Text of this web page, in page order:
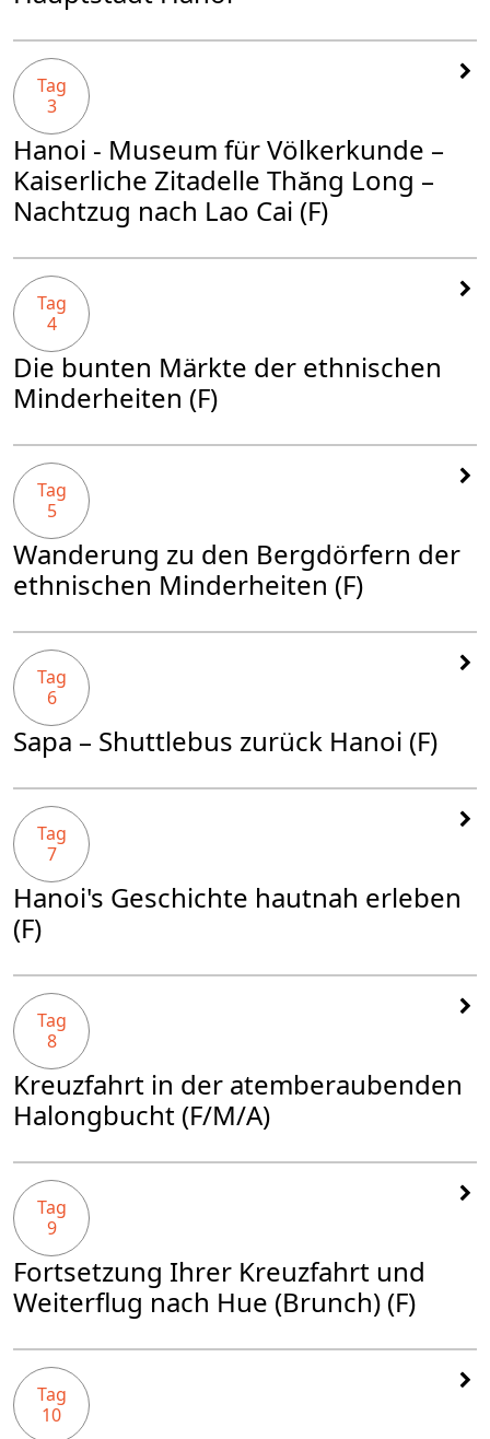
Tag
3
Hanoi - Museum für Völkerkunde –
Kaiserliche Zitadelle Thăng Long –
Nachtzug nach Lao Cai (F)
Tag
4
Die bunten Märkte der ethnischen
Minderheiten (F)
Tag
5
Wanderung zu den Bergdörfern der
ethnischen Minderheiten (F)
Tag
6
Sapa – Shuttlebus zurück Hanoi (F)
Tag
7
Hanoi's Geschichte hautnah erleben
(F)
Tag
8
Kreuzfahrt in der atemberaubenden
Halongbucht (F/M/A)
Tag
9
Fortsetzung Ihrer Kreuzfahrt und
Weiterflug nach Hue (Brunch) (F)
Tag
10